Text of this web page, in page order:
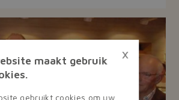
×
maakt gebruik
gebruikt cookies om uw